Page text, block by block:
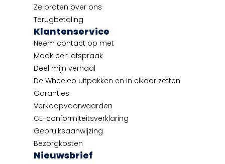
Ze praten over ons
Terugbetaling
Klantenservice
Neem contact op met
Maak een afspraak
Deel mijn verhaal
De Wheeleo uitpakken en in elkaar zetten
Garanties
Verkoopvoorwaarden
CE-conformiteitsverklaring
Gebruiksaanwijzing
Bezorgkosten
Nieuwsbrief